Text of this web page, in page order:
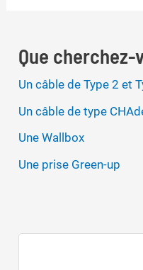
Que cherchez-
Un câble de Type 2 et
Un câble de type
Une Wallbox
Une prise Green-up